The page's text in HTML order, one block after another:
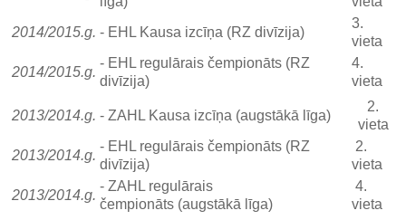
2014/2015.g. - EHL Kausa izcīņa (RZ divīzija)
3.
vieta
2014/2015.g.
- EHL regulārais čempionāts (RZ
divīzija)
4.
vieta
2013/2014.g. - ZAHL Kausa izcīņa (augstākā līga)
2.
vieta
2013/2014.g.
- EHL regulārais čempionāts (RZ
divīzija)
2.
vieta
2013/2014.g.
- ZAHL regulārais
čempionāts (augstākā līga)
4.
vieta